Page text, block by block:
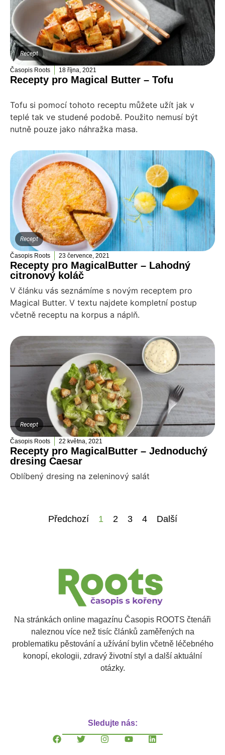
Recept
Časopis Roots 18 října, 2021
Recepty pro Magical Butter – Tofu
Tofu si pomocí tohoto receptu můžete užít jak v
teplé tak ve studené podobě. Použito nemusí být
nutně pouze jako náhražka masa.
Recept
Časopis Roots 23 července, 2021
Recepty pro MagicalButter – Lahodný
citronový koláč
V článku vás seznámíme s novým receptem pro
Magical Butter. V textu najdete kompletní postup
včetně receptu na korpus a náplň.
Recept
Časopis Roots 22 května, 2021
Recepty pro MagicalButter – Jednoduchý
dresing Caesar
Oblíbený dresing na zeleninový salát
Předchozí 1 2 3 4 Další
Na stránkách online magazínu Časopis ROOTS čtenáři
naleznou více než tisíc článků zaměřených na
problematiku pěstování a užívání bylin včetně léčebného
konopí, ekologii, zdravý životní styl a další aktuální
otázky.
Sledujte nás: